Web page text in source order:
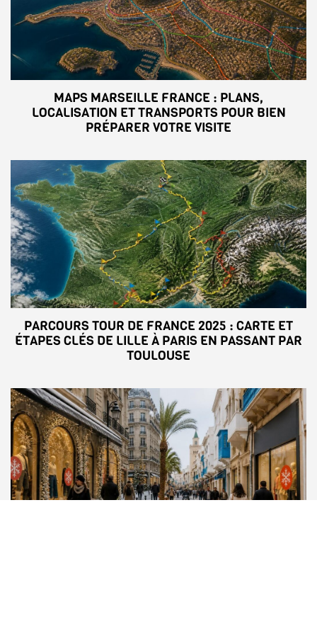
MAPS MARSEILLE FRANCE : PLANS,
LOCALISATION ET TRANSPORTS POUR BIEN
PRÉPARER VOTRE VISITE
PARCOURS TOUR DE FRANCE 2025 : CARTE ET
ÉTAPES CLÉS DE LILLE À PARIS EN PASSANT PAR
TOULOUSE